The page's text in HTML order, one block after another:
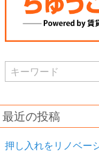
Search
for:
最近の投稿
押し入れをリノベー